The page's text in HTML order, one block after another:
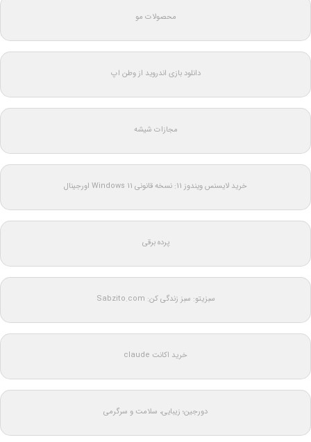
محصولات مو
دانلود بازی اندروید از وطن اپ
مجازات شیشه
خرید لایسنس ویندوز 11: نسخه قانونی Windows 11 اورجینال
پرده برقی
سبزیتو: سبز زندگی کن: Sabzito.com
خرید اکانت claude
دورجین؛ زیبایی، سلامت و سرگرمی